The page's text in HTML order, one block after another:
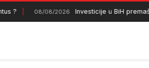
? 08/08/2026 Investicije u BiH